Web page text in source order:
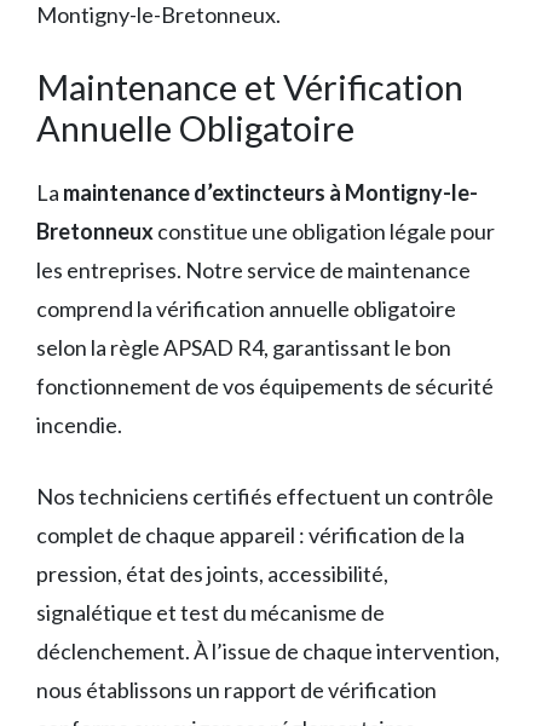
Montigny-le-Bretonneux.
Maintenance et Vérification
Annuelle Obligatoire
La maintenance d’extincteurs à Montigny-le-
Bretonneuxconstitue une obligation légale pour
les entreprises. Notre service de maintenance
comprend la vérification annuelle obligatoire
selon la règle APSAD R4, garantissant le bon
fonctionnement de vos équipements de sécurité
incendie.
Nos techniciens certifiés effectuent un contrôle
complet de chaque appareil : vérification de la
pression, état des joints, accessibilité,
signalétique et test du mécanisme de
déclenchement. À l’issue de chaque intervention,
nous établissons un rapport de vérification